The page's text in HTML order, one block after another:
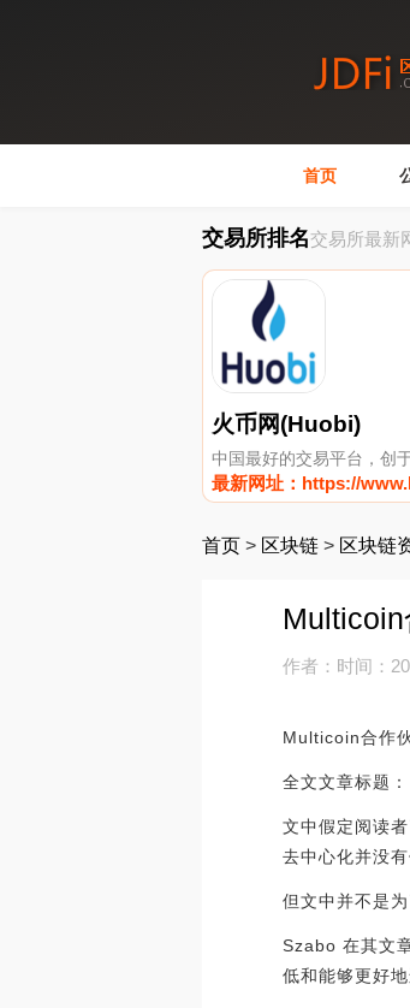
首页
交易所排名交易所最新
火币网(Huobi)
中国最好的交易平台，创
最新网址：https://
首页 > 区块链 > 区块链
作者： 时间：
Multicoin合作
全文文章标题
文中假定阅读
去中心化并没
但文中并不是
Szabo 在其文
低和能够更好